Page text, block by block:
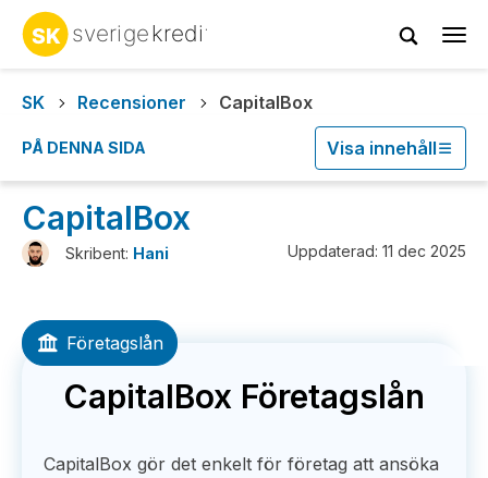
SK
Recensioner CapitalBox
PÅ DENNA SIDA Visa innehåll
CapitalBox
Skribent: Hani Uppdaterad: 11 dec 2025
Företagslån
CapitalBox Företagslån
CapitalBox gör det enkelt för företag att ansöka